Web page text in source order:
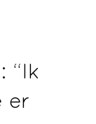
“Ik
er